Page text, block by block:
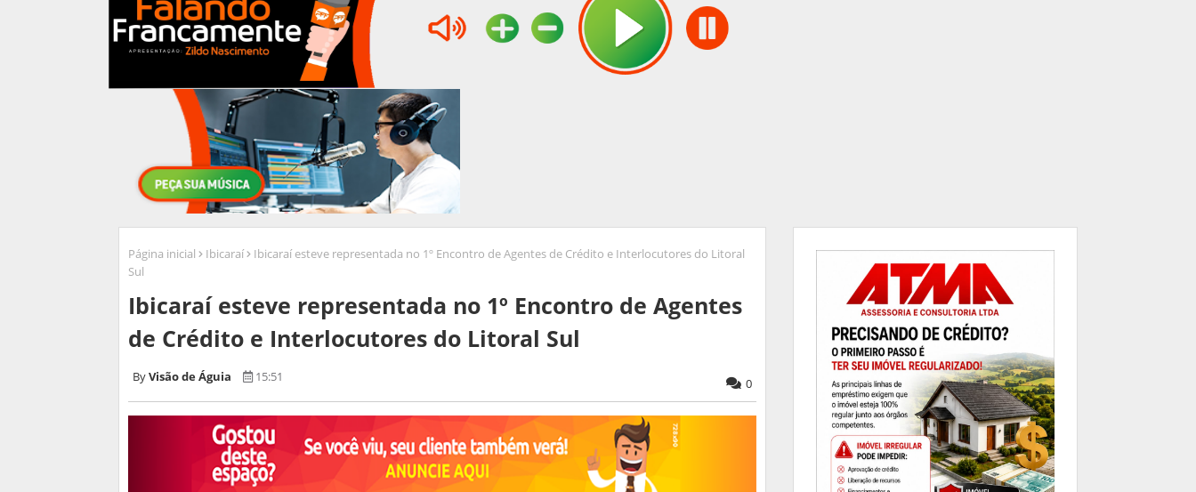
Página inicial Ibicaraí
Ibicaraí esteve representada no 1º Encontro de Agentes de Crédito e Interlocutores do Litoral
Sul
Ibicaraí esteve representada no 1º Encontro de Agentes
de Crédito e Interlocutores do Litoral Sul
Visão de Águia 15:51 0